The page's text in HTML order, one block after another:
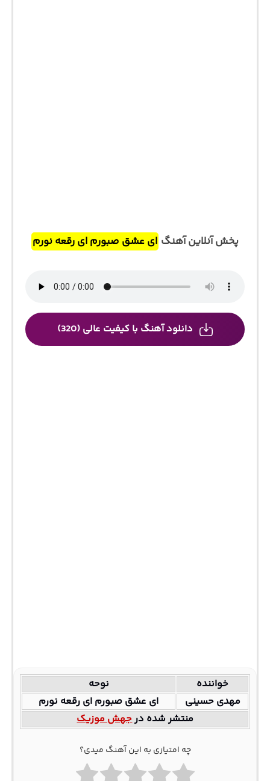
پخش آنلاین آهنگ ای عشق صبورم ای رقعه نورم
دانلود آهنگ با کیفیت عالی (320)
خواننده
نوحه
مهدی حسینی
ای عشق صبورم ای رقعه نورم
منتشر شده درجهش موزیک
چه امتیازی به این آهنگ میدی؟